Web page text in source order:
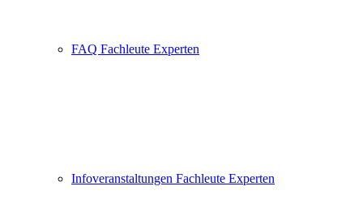
FAQ Fachleute Experten
Infoveranstaltungen Fachleute Experten